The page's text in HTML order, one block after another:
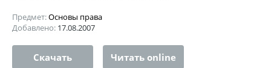
Предмет:Основы права
Добавлено: 17.08.2007
Скачать Читать online